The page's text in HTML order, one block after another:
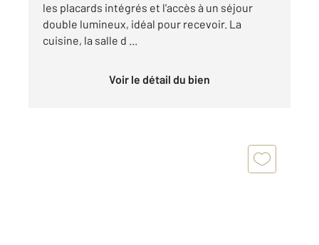
les placards intégrés et l'accès à un séjour
double lumineux, idéal pour recevoir. La
cuisine, la salle d ...
Voir le détail du bien